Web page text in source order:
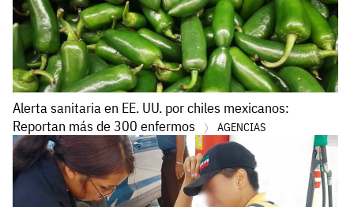
Alerta sanitaria en EE. UU. por chiles mexicanos:
Reportan más de 300 enfermos
AGENCIAS